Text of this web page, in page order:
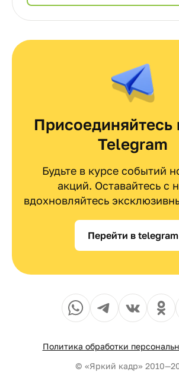
Присоединяйтесь
Telegram
Будьте в курсе событий
акций. Оставайтесь с
вдохновляйтесь
Перейти в telegram
Политика обработки
© «Яркий кадр»